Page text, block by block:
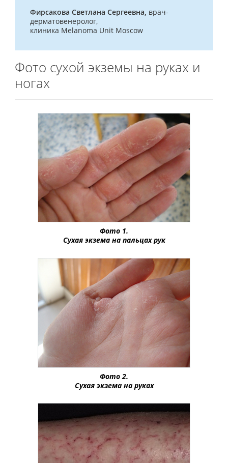
Фирсакова Светлана Сергеевна, врач-
дерматовенеролог,
клиника Melanoma Unit Moscow
Фото сухой экземы на руках и
ногах
Фото 1.
Сухая экзема на пальцах рук
Фото 2.
Сухая экзема на руках